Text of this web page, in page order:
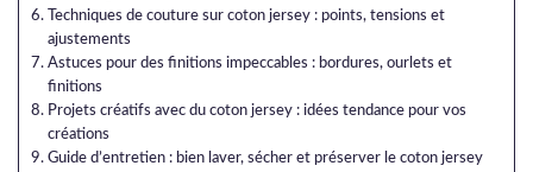
Techniques de couture sur coton jersey : points, tensions et
ajustements
Astuces pour des finitions impeccables : bordures, ourlets et
finitions
Projets créatifs avec du coton jersey : idées tendance pour vos
créations
Guide d’entretien : bien laver, sécher et préserver le coton jersey